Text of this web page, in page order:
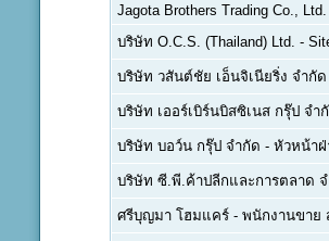
Jagota Brothers Trading Co., Ltd.
บริษัท O.C.S. (Thailand) Ltd. -
บริษัท วสันต์ชัย เอ็นจิเนียริ่ง จำกัด
บริษัท เออร์เบิร์นบิสซิเนส กรุ๊ป จำ
บริษัท บอว์น กรุ๊ป จำกัด - หัวหน้าฝ่
บริษัท ซี.พี.ค้าปลีกและการตลาด
ศรีบุญมา โฮมแคร์ - พนักงานขาย